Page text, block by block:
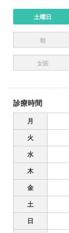
土曜日
朝
女医
診療時間
月
火
水
木
金
土
日